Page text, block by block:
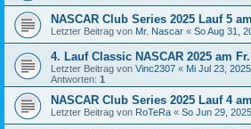
NASCAR Club Series 2025 Lauf 5
Letzter Beitrag von Mr. Nascar « So Aug 31,
4. Lauf Classic NASCAR 2025 am
Letzter Beitrag von Vinc2307 « Mi Jul 23,
Antworten: 1
NASCAR Club Series 2025 Lauf 4
Letzter Beitrag von RoTeRa « So Jun 29,